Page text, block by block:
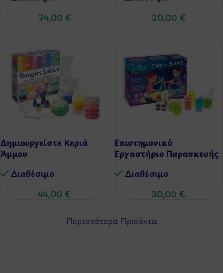
24,00 €
20,00 €
Δημιουργείστε Κεριά
Άμμου
Διαθέσιμo
44,00 €
Επιστημονικό
Εργαστήριο Παρασκευής
Διαθέσιμo
30,00 €
Περισσότερα Προϊόντα